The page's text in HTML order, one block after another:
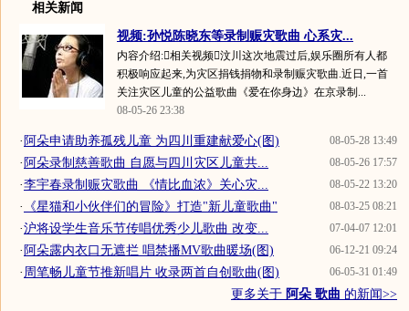
相关新闻
视频:孙悦陈晓东等录制赈灾歌曲 心系灾...
内容介绍:相关视频汶川这次地震过后,娱乐圈所有人都
积极响应起来,为灾区捐钱捐物和录制赈灾歌曲.近日,一首
关注灾区儿童的公益歌曲《爱在你身边》在京录制...
08-05-26 23:38
08-05-28 13:49
· 阿朵申请助养孤残儿童 为四川重建献爱心(图)
08-05-26 17:57
· 阿朵录制慈善歌曲 自愿与四川灾区儿童共...
08-05-22 13:20
·李宇春录制赈灾歌曲 《情比血浓》关心灾...
08-03-25 08:21
· 《星猫和小伙伴们的冒险》打造"新儿童歌曲"
07-04-07 12:01
·沪将设学生音乐节传唱优秀少儿歌曲 改变...
06-12-21 09:24
· 阿朵露内衣口无遮拦 唱禁播MV歌曲暖场(图)
06-05-31 01:49
· 周笔畅儿童节推新唱片 收录两首自创歌曲(图)
更多关于 阿朵 歌曲 的新闻>>